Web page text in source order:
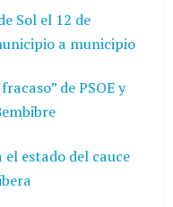
Sol el 12 de
a municipio
de PSOE y
estado del cauce